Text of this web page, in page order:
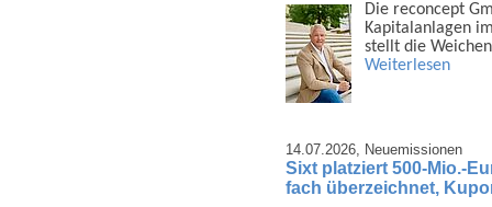
Die reconcept
Kapital­anlagen
stellt die
Weiterlesen
14.07.2026, Neuemissionen
Sixt platziert 500-Mio.-
fach überzeichnet,